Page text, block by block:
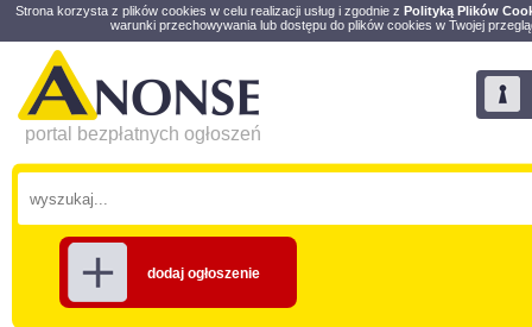
Strona korzysta z plików cookies w celu realizacji usług i zgodnie z Polityką Plików
warunki przechowywania lub dostępu do plików cookies w Twojej
portal bezpłatnych ogłoszeń
dodaj ogłoszenie